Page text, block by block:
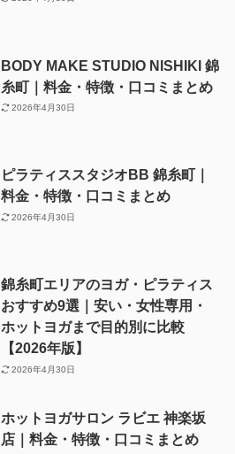
BODY MAKE STUDIO NISHIKI 錦
糸町｜料金・特徴・口コミまとめ
2026年4月30日
ピラティススタジオBB 錦糸町｜
料金・特徴・口コミまとめ
2026年4月30日
錦糸町エリアのヨガ・ピラティス
おすすめ9選｜安い・女性専用・
ホットヨガまで目的別に比較
【2026年版】
2026年4月30日
ホットヨガサロン ラビエ 神楽坂
店｜料金・特徴・口コミまとめ